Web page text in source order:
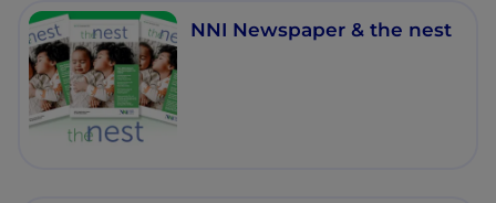
NNI Newspaper & the nest